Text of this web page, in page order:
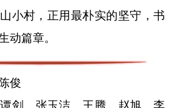
小村，正用最朴实的坚守，书
动篇章。
俊
剑、张玉洁、王腾、赵旭、李